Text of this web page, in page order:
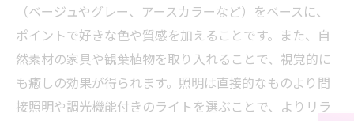
（ベージュやグレー、アースカラーなど）をベースに、
ポイントで好きな色や質感を加えることです。また、自
然素材の家具や観葉植物を取り入れることで、視覚的に
も癒しの効果が得られます。照明は直接的なものより間
接照明や調光機能付きのライトを選ぶことで、よりリラ